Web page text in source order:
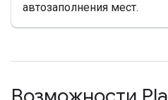
автозаполнения мест.